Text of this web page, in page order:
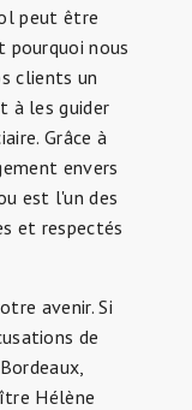
peut être
pourquoi nous
clients un
à les guider
Grâce à
envers
est l'un des
et respectés
avenir. Si
de
Hélène